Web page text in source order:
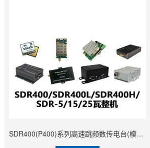
SDR400(P400)系列高速跳频数传电台(模块)